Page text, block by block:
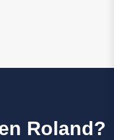
Roland?